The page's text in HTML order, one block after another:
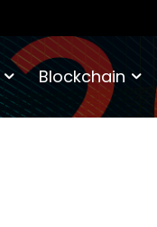
Blockchain